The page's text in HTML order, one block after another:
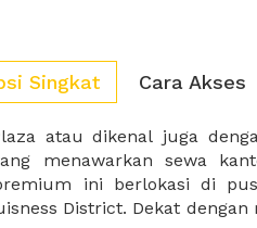
Singkat Cara Akses
atau dikenal juga
menawarkan sewa
ini berlokasi di
District. Dekat
gedung ini menjadi